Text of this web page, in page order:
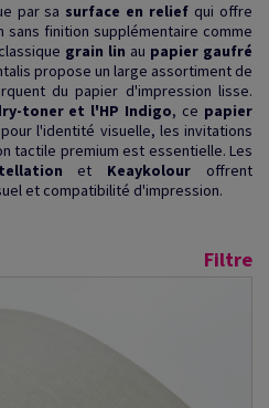
par sa surface en relief qui offre
finition supplémentaire comme
grain lin au papier gaufré
propose un large assortiment de
du papier d'impression lisse.
toner et l'HP Indigo, ce papier
l'identité visuelle, les invitations
tactile premium est essentielle. Les
et Keaykolour offrent
et compatibilité d'impression.
Filtre